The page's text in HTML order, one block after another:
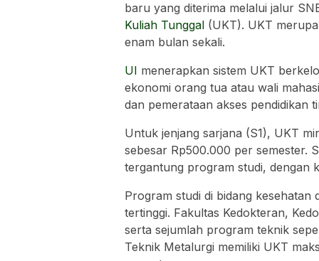
baru yang diterima melalui jalur
Kuliah Tunggal (UKT). UKT
enam bulan sekali.
UI menerapkan sistem UKT
ekonomi orang tua atau wali
dan pemerataan akses pendidikan
Untuk jenjang sarjana (S1), UKT
sebesar Rp500.000 per semester.
tergantung program studi, dengan
Program studi di bidang kesehatan
tertinggi. Fakultas Kedokteran,
serta sejumlah program teknik
Teknik Metalurgi memiliki UKT